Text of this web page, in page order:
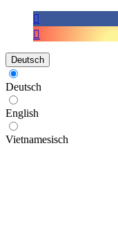
Deutsch
Deutsch
English
Vietnamesisch